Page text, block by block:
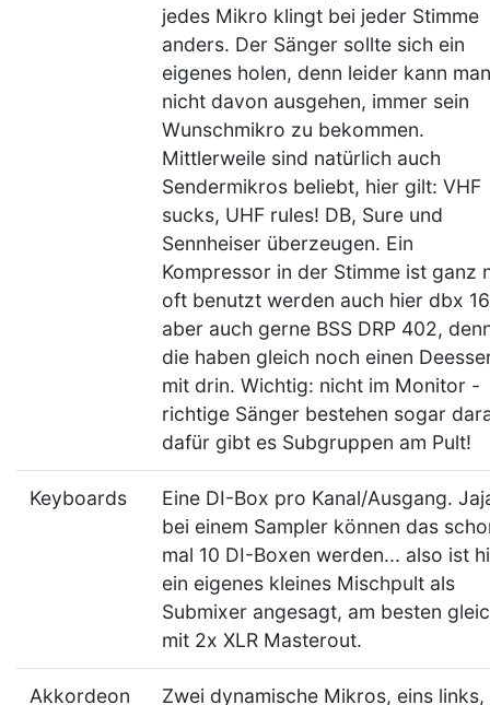
jedes Mikro klingt bei jeder Stimme
anders. Der Sänger sollte sich ein
eigenes holen, denn leider kann man
nicht davon ausgehen, immer sein
Wunschmikro zu bekommen.
Mittlerweile sind natürlich auch
Sendermikros beliebt, hier gilt: VHF
sucks, UHF rules! DB, Sure und
Sennheiser überzeugen. Ein
Kompressor in der Stimme ist ganz
oft benutzt werden auch hier dbx
aber auch gerne BSS DRP 402,
die haben gleich noch einen
mit drin. Wichtig: nicht im Monitor -
richtige Sänger bestehen sogar
dafür gibt es Subgruppen am Pult!
Keyboards
Eine DI-Box pro Kanal/Ausgang.
bei einem Sampler können das
mal 10 DI-Boxen werden... also ist
ein eigenes kleines Mischpult als
Submixer angesagt, am besten
mit 2x XLR Masterout.
Akkordeon Zwei dynamische Mikros, eins links,